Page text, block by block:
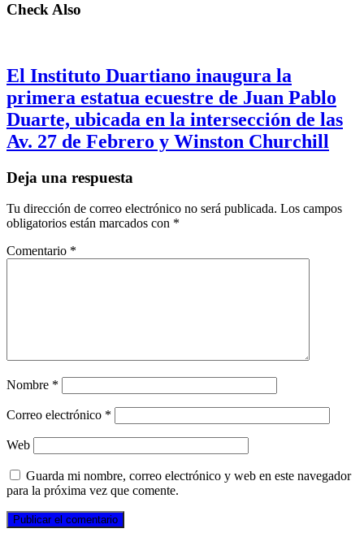
Check Also
El Instituto Duartiano inaugura la
primera estatua ecuestre de Juan Pablo
Duarte, ubicada en la intersección de las
Av. 27 de Febrero y Winston Churchill
Deja una respuesta
Tu dirección de correo electrónico no será publicada. Los campos
obligatorios están marcados con *
Comentario *
Nombre *
Correo electrónico *
Web
Guarda mi nombre, correo electrónico y web en este navegador
para la próxima vez que comente.